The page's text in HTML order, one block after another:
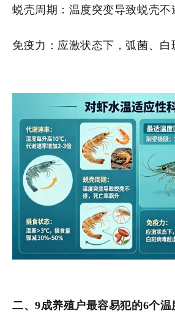
蜕壳周期：温度突变导致蜕壳不
免疫力：应激状态下，弧菌、白
二、9成养殖户最容易犯的6个温